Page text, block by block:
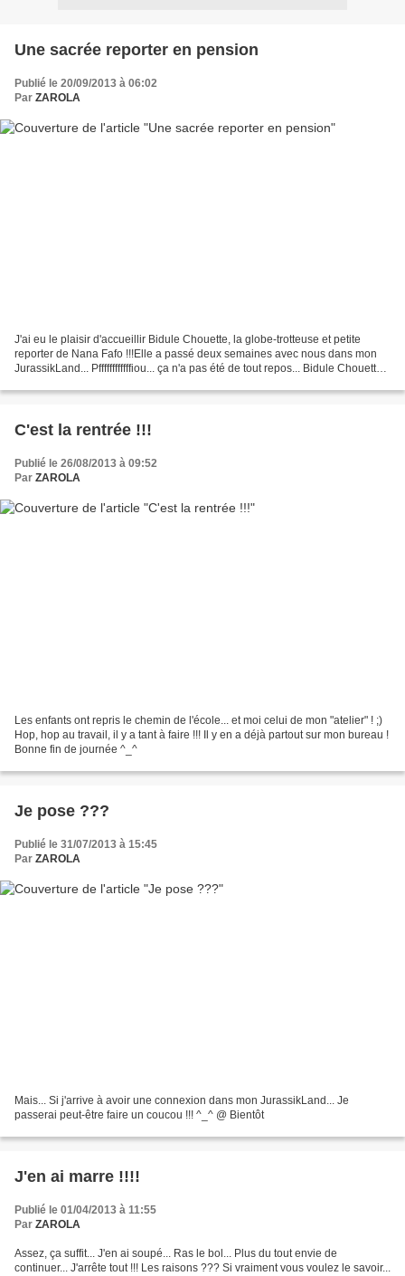
Une sacrée reporter en pension
Publié le 20/09/2013 à 06:02
Par ZAROLA
J'ai eu le plaisir d'accueillir Bidule Chouette, la globe-trotteuse et petite
reporter de Nana Fafo !!!Elle a passé deux semaines avec nous dans mon
JurassikLand... Pffffffffffffiou... ça n'a pas été de tout repos... Bidule Chouette
C'est la rentrée !!!
Publié le 26/08/2013 à 09:52
Par ZAROLA
Les enfants ont repris le chemin de l'école... et moi celui de mon "atelier" ! ;)
Hop, hop au travail, il y a tant à faire !!! Il y en a déjà partout sur mon bureau !
Bonne fin de journée ^_^
Je pose ???
Publié le 31/07/2013 à 15:45
Par ZAROLA
Mais... Si j'arrive à avoir une connexion dans mon JurassikLand... Je
passerai peut-être faire un coucou !!! ^_^ @ Bientôt
J'en ai marre !!!!
Publié le 01/04/2013 à 11:55
Par ZAROLA
Assez, ça suffit... J'en ai soupé... Ras le bol... Plus du tout envie de
continuer... J'arrête tout !!! Les raisons ??? Si vraiment vous voulez le savoir...